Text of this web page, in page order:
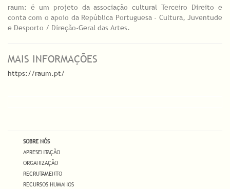
raum: é um projeto da associação cultural Terceiro Direito e
conta com o apoio da República Portuguesa - Cultura, Juventude
e Desporto / Direção-Geral das Artes.
MAIS INFORMAÇÕES
https://raum.pt/
SOBRE NÓS
APRESENTAÇÃO
ORGANIZAÇÃO
RECRUTAMENTO
RECURSOS HUMANOS